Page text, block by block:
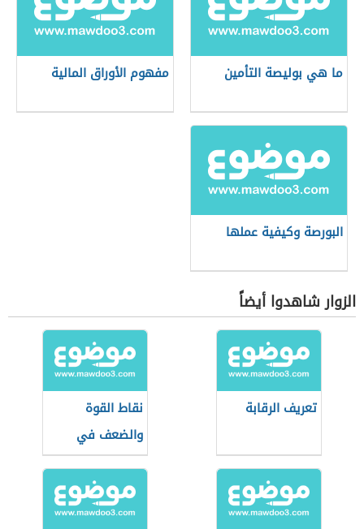
ما هي بوليصة التأمين مفهوم الأوراق المالية
البورصة وكيفية عملها
الزوار شاهدوا أيضاً
تعريف الرقابة
نقاط القوة
والضعف في
المقابلة الشخصية